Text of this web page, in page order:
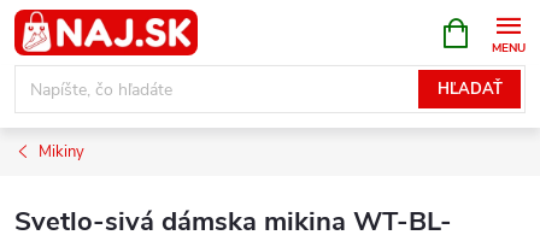
Prejsť
na
obsah
HĽADAŤ
KOŠÍK
Mikiny
Svetlo-sivá dámska mikina WT-BL-